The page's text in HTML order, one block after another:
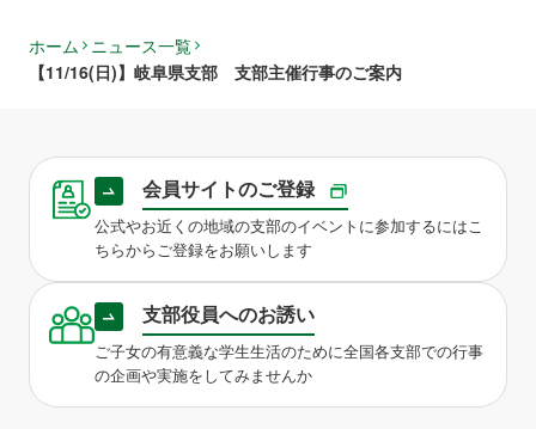
ホーム ニュース一覧
【11/16(日)】岐阜県支部 支部主催行事のご案内
会員サイトのご登録
公式やお近くの地域の支部のイベントに参加するにはこ
ちらからご登録をお願いします
支部役員へのお誘い
ご子女の有意義な学生生活のために全国各支部での行事
の企画や実施をしてみませんか